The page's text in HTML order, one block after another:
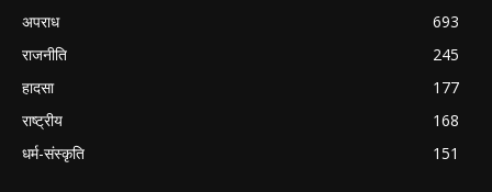
अपराध
693
राजनीति
245
हादसा
177
राष्ट्रीय
168
धर्म-संस्कृति
151